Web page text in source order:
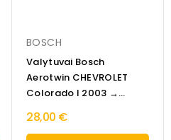
BOSCH
Valytuvai Bosch
Aerotwin CHEVROLET
Colorado I 2003 →
28,00 €